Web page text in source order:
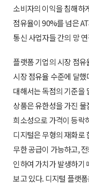
소비자의 이익을 침해하
점유율이 90%를 넘은
통신 사업자들 간의 망
플랫폼 기업의 시장 점
시장 점유율 수준에 달
대해서는 독점의 기준을
상품은 유한성을 가진
희소성으로 가격이 등락
디지털은 무형의 재화로
무한 공급이 가능하고,
인하여 가치가 발생하기
보고 있다. 디지털 플랫